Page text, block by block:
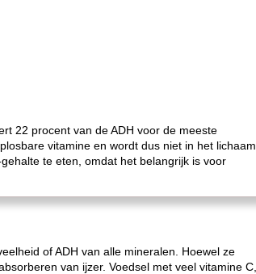
22 procent van de ADH voor de meeste
vitamine en wordt dus niet in het lichaam
te eten, omdat het belangrijk is voor
of ADH van alle mineralen. Hoewel ze
van ijzer. Voedsel met veel vitamine C,